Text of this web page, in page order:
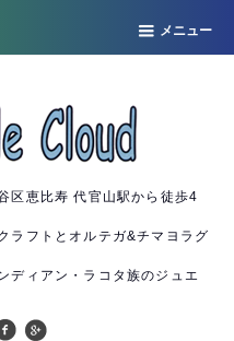
メニュー
区恵比寿 代官山駅から徒歩4
ラフトとオルテガ&チマヨラグ
ディアン・ラコタ族のジュエ